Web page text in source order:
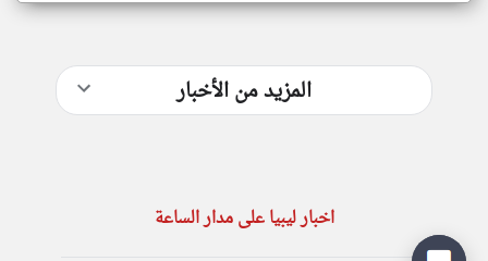
المزيد من الأخبار
اخبار ليبيا على مدار الساعة